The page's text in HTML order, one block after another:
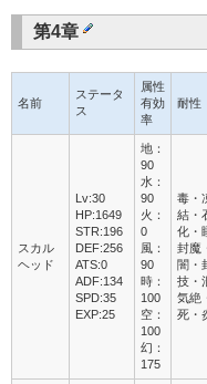
第4章
名前
ステータ
ス
属性
有効
率
耐性
スカル
ヘッド
Lv:30
HP:1649
STR:196
DEF:256
ATS:0
ADF:134
SPD:35
EXP:25
地：
90
水：
90
火：
0
風：
90
時：
100
空：
100
幻：
175
毒・
結・
化・
封魔
闇・
技・
気絶
死・